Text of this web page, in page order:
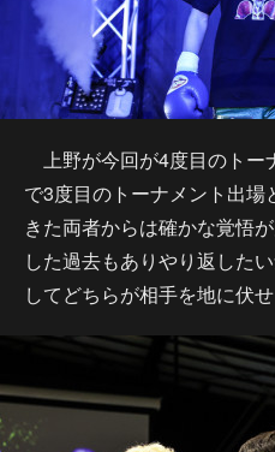
上野が今回が4度目のトー
で3度目のトーナメント出場
きた両者からは確かな覚悟
した過去もありやり返した
してどちらが相手を地に伏せ